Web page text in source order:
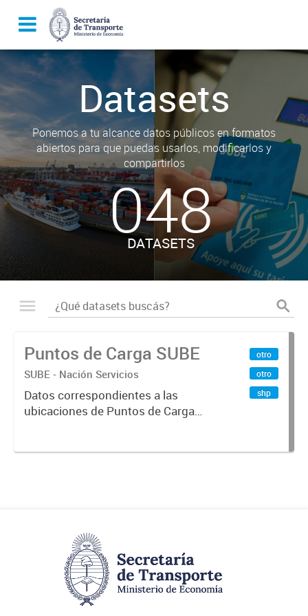
Datasets
Ponemos a tu alcance datos públicos en formatos
abiertos para que puedas usarlos, modificarlos y
compartirlos
048
DATASETS
Puntos de Carga SUBE
SUBE - Nación Servicios
Datos correspondientes a las
ubicaciones de Puntos de Carga
otro
otro
shp